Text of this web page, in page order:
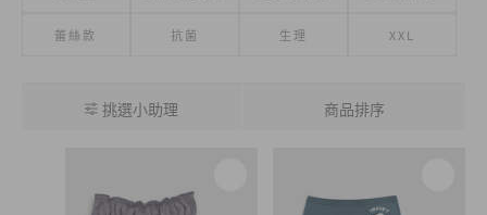
蕾絲款 抗菌 生理 XXL
挑選小助理 商品排序